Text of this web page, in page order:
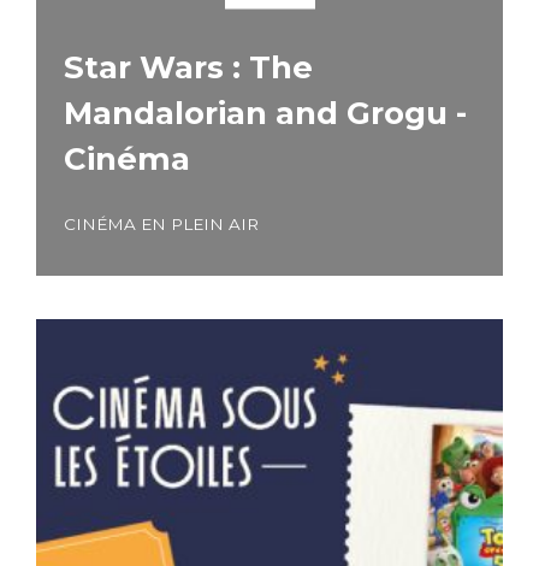
Star Wars : The
Mandalorian and Grogu -
Cinéma
CINÉMA EN PLEIN AIR